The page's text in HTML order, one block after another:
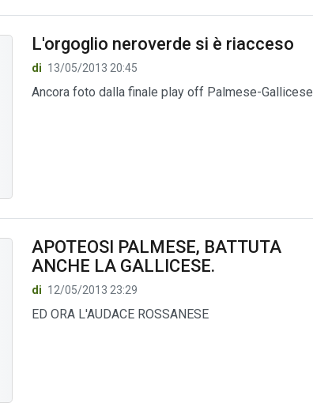
L'orgoglio neroverde si è riacceso
di 13/05/2013 20:45
Ancora foto dalla finale play off Palmese-Gallicese
APOTEOSI PALMESE, BATTUTA
ANCHE LA GALLICESE.
di 12/05/2013 23:29
ED ORA L'AUDACE ROSSANESE